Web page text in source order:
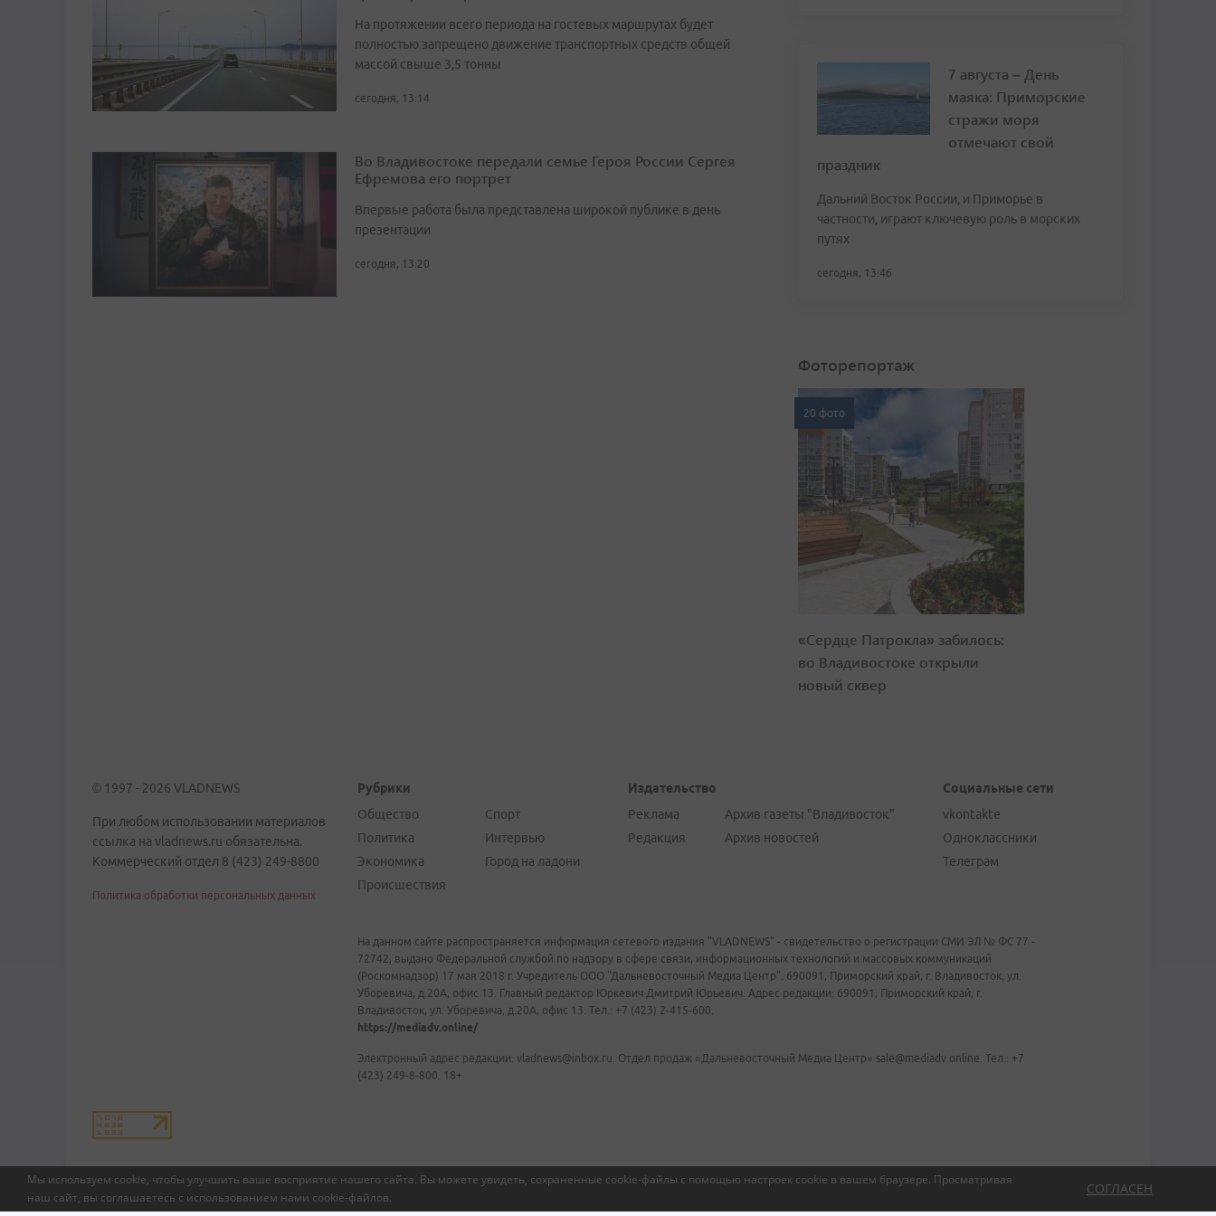
Мы используем cookie, чтобы улучшить ваше восприятие нашего сайта. Вы можете увидеть, сохраненные cookie-файлы с помощью настроек cookie в вашем браузере. Просматривая
наш сайт, вы соглашаетесь с использованием нами cookie-файлов.
СОГЛАСЕН
На протяжении всего периода на гостевых маршрутах будет
полностью запрещено движение транспортных средств общей
массой свыше 3,5 тонны
сегодня, 13:14
Во Владивостоке передали семье Героя России Сергея
Ефремова его портрет
Впервые работа была представлена широкой публике в день
презентации
сегодня, 13:20
7 августа – День
маяка: Приморские
стражи моря
отмечают свой
праздник
Дальний Восток России, и Приморье в
частности, играют ключевую роль в морских
путях
сегодня, 13:46
Фоторепортаж
20 фото
«Сердце Патрокла» забилось:
во Владивостоке открыли
новый сквер
© 1997 - 2026 VLADNEWS
При любом использовании материалов
ссылка на vladnews.ru обязательна.
Коммерческий отдел 8 (423) 249-8800
Политика обработки персональных данных
Рубрики
Общество
Политика
Экономика
Происшествия
Спорт
Интервью
Город на ладони
Издательство
Реклама
Редакция
Архив газеты "Владивосток"
Архив новостей
Социальные сети
vkontakte
Одноклассники
Телеграм
На данном сайте распространяется информация сетевого издания "VLADNEWS" - свидетельство о регистрации СМИ ЭЛ № ФС 77 -
72742, выдано Федеральной службой по надзору в сфере связи, информационных технологий и массовых коммуникаций
(Роскомнадзор) 17 мая 2018 г. Учредитель ООО "Дальневосточный Медиа Центр". 690091, Приморский край, г. Владивосток, ул.
Уборевича, д.20А, офис 13. Главный редактор Юркевич Дмитрий Юрьевич. Адрес редакции: 690091, Приморский край, г.
Владивосток, ул. Уборевича, д.20А, офис 13. Тел.: +7 (423) 2-415-600.
https://mediadv.online/
Электронный адрес редакции: vladnews@inbox.ru. Отдел продаж «Дальневосточный Медиа Центр» sale@mediadv.online. Тел.: +7
(423) 249-8-800. 18+